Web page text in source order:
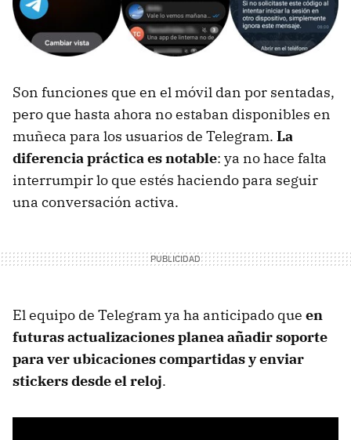
Son funciones que en el móvil dan por sentadas,
pero que hasta ahora no estaban disponibles en
muñeca para los usuarios de Telegram. La
diferencia práctica es notable: ya no hace falta
interrumpir lo que estés haciendo para seguir
una conversación activa.
El equipo de Telegram ya ha anticipado que en
futuras actualizaciones planea añadir soporte
para ver ubicaciones compartidas y enviar
stickers desde el reloj.